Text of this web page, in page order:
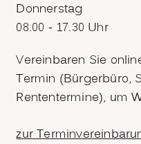
Donnerstag
08.00 - 17.30 Uhr
Vereinbaren Sie
Termin (Bürgerbüro,
Rententermine), um
zur